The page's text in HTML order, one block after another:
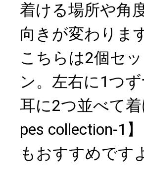
着ける場所や角
向きが変わりま
こちらは2個セ
ン。左右に1つ
耳に2つ並べて
pes collection-1
もおすすめです